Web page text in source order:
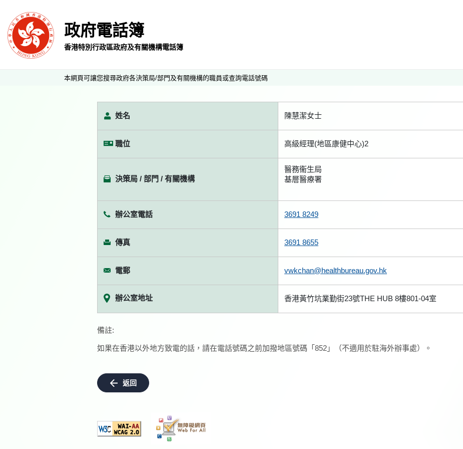
政府電話簿
香港特別行政區政府及有關機構電話簿
本網頁可讓您搜尋政府各決策局/部門及有關機構的職員或查詢電話號碼
姓名 陳慧潔女士
職位 高級經理(地區康健中心)2
決策局 / 部門 / 有關機構
醫務衞生局
基層醫療署
辦公室電話 3691 8249
傳真 3691 8655
電郵 vwkchan@healthbureau.gov.hk
辦公室地址 香港黃竹坑業勤街23號THE HUB 8樓801-04室
備註:
如果在香港以外地方致電的話，請在電話號碼之前加撥地區號碼「852」（不適用於駐海外辦事處）。
返回